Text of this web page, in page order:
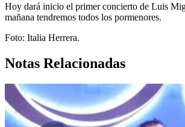
Hoy dará inicio el primer concierto de Luis
mañana tendremos todos los pormenores.
Foto: Italia Herrera.
Notas Relacionadas